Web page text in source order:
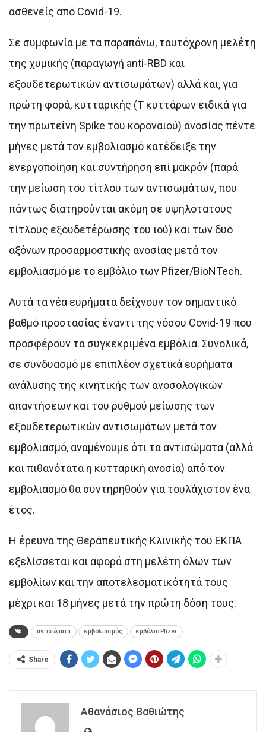
ασθενείς από Covid-19.
Σε συμφωνία με τα παραπάνω, ταυτόχρονη μελέτη
της χυμικής (παραγωγή anti-RBD και
εξουδετερωτικών αντισωμάτων) αλλά και, για
πρώτη φορά, κυτταρικής (Τ κυττάρων ειδικά για
την πρωτεΐνη Spike του κοροναϊού) ανοσίας πέντε
μήνες μετά τον εμβολιασμό κατέδειξε την
ενεργοποίηση και συντήρηση επί μακρόν (παρά
την μείωση του τίτλου των αντισωμάτων, που
πάντως διατηρούνται ακόμη σε υψηλότατους
τίτλους εξουδετέρωσης του ιού) και των δυο
αξόνων προσαρμοστικής ανοσίας μετά τον
εμβολιασμό με το εμβόλιο των Pfizer/BioNTech.
Αυτά τα νέα ευρήματα δείχνουν τον σημαντικό
βαθμό προστασίας έναντι της νόσου Covid-19 που
προσφέρουν τα συγκεκριμένα εμβόλια. Συνολικά,
σε συνδυασμό με επιπλέον σχετικά ευρήματα
ανάλυσης της κινητικής των ανοσολογικών
απαντήσεων και του ρυθμού μείωσης των
εξουδετερωτικών αντισωμάτων μετά τον
εμβολιασμό, αναμένουμε ότι τα αντισώματα (αλλά
και πιθανότατα η κυτταρική ανοσία) από τον
εμβολιασμό θα συντηρηθούν για τουλάχιστον ένα
έτος.
Η έρευνα της Θεραπευτικής Κλινικής του ΕΚΠΑ
εξελίσσεται και αφορά στη μελέτη όλων των
εμβολίων και την αποτελεσματικότητά τους
μέχρι και 18 μήνες μετά την πρώτη δόση τους.
αντισώματα εμβολιασμός εμβόλιο Pfizer
Share
Αθανάσιος Βαθιώτης